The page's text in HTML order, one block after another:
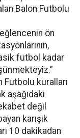
Balon Futbolu
ön
futbol kadar
Futbolu kuralları
aşağıdaki
değil
karışık
10 dakikadan